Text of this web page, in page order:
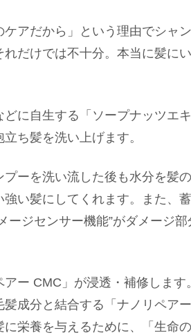
アだから」という理由でシャ
だけでは不十分。本当に髪に
どに自生する「ソープナッツエ
ち髪を洗い上げます。
ーを洗い流した後も水分を髪
い髪にしてくれます。また、
ージセンサー機能”がダメージ
ー CMC」が浸透・補修します
成分と結合する「ナノリペアー
栄養を与えるために、「生命